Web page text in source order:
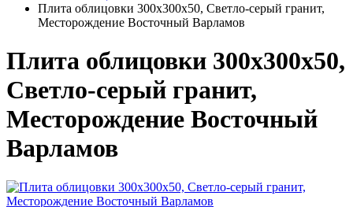
Плита облицовки 300x300x50, Светло-серый гранит,
Месторождение Восточный Варламов
Плита облицовки 300x300x50,
Светло-серый гранит,
Месторождение Восточный
Варламов